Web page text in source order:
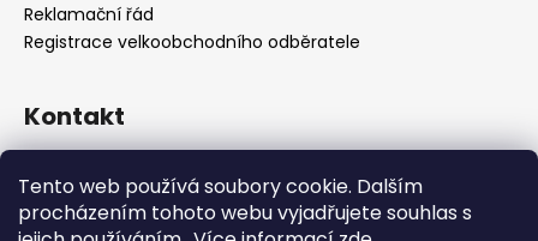
Tento web používá soubory cookie. Dalším
procházením tohoto webu vyjadřujete souhlas s
Reklamační řád
Registrace velkoobchodního odběratele
Kontakt
+420222744000